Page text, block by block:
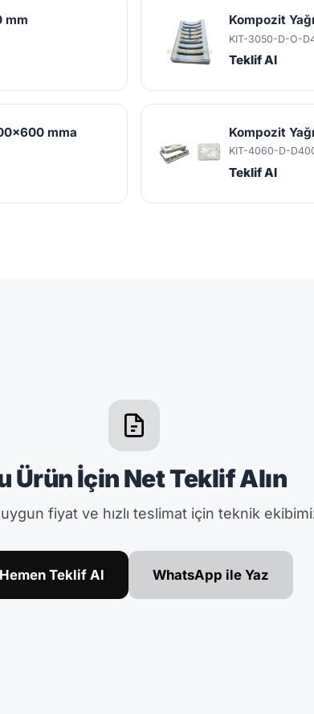
mm Kompozit
KIT-3050-D-O-
Teklif Al
mma Kompozit
KIT-4060-D-
Teklif Al
Ürün İçin Net Teklif Alın
fiyat ve hızlı teslimat için teknik
Hemen Teklif Al WhatsApp ile Yaz